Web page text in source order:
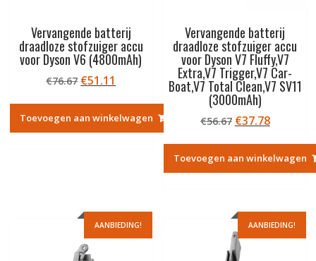
Vervangende batterij
draadloze stofzuiger accu
voor Dyson V6 (4800mAh)
€76.67 Oorspronkelijke
was:
€76.67.
€51.11
is:
€51.11.
Toevoegen aan winkelwagen
Vervangende batterij
draadloze stofzuiger accu
voor Dyson V7 Fluffy,V7
Extra,V7 Trigger,V7 Car-
Boat,V7 Total Clean,V7 SV11
(3000mAh)
€56.67
was:
€56.67.
€37.78Huidige
is:
€37.78.
Toevoegen aan winkelwagen
AANBIEDING! AANBIEDING!